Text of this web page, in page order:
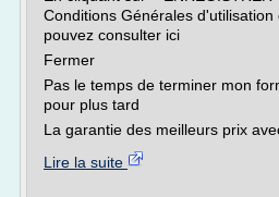
Conditions Générales
pouvez consulter ici
Fermer
Pas le temps de terminer mon
pour plus tard
La garantie des meilleurs prix
Lire la suite